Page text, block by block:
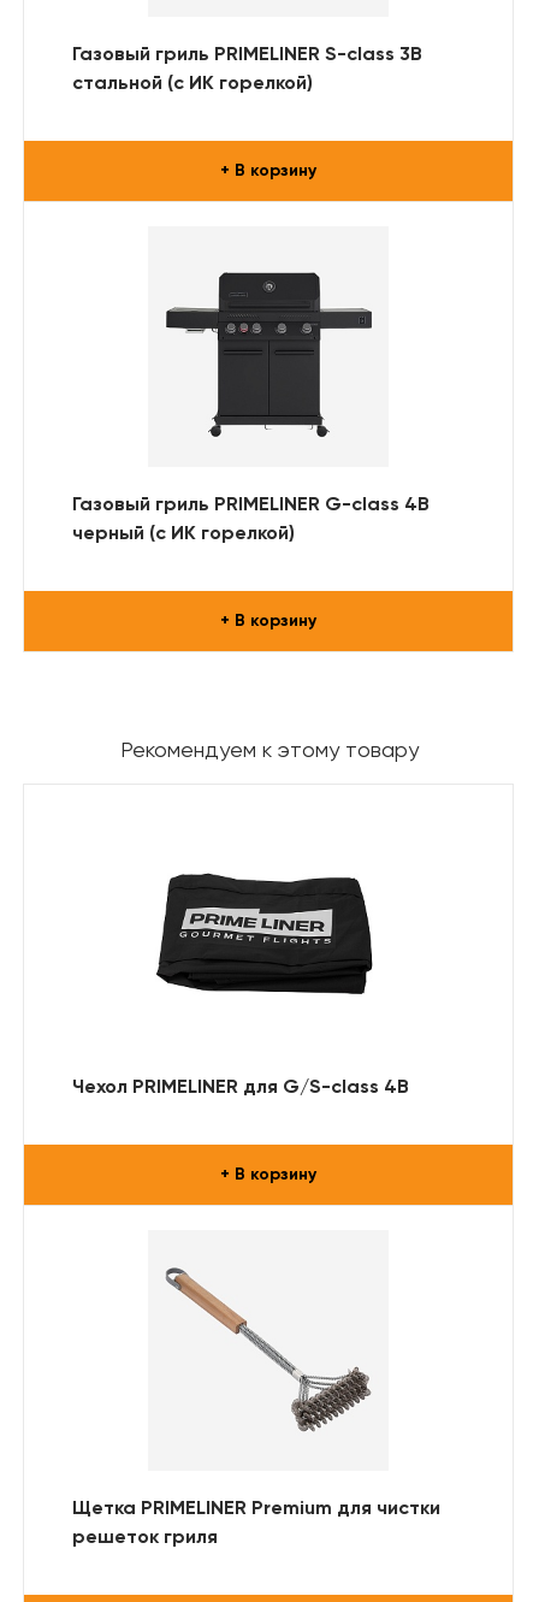
Газовый гриль PRIMELINER S-class 3B
стальной (с ИК горелкой)
+ В корзину
Газовый гриль PRIMELINER G-class 4B
черный (с ИК горелкой)
+ В корзину
Рекомендуем к этому товару
Чехол PRIMELINER для G/S-class 4B
+ В корзину
Щетка PRIMELINER Premium для чистки
решеток гриля